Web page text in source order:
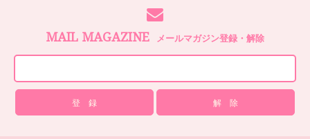
MAIL MAGAZINE メールマガジン登録・解除